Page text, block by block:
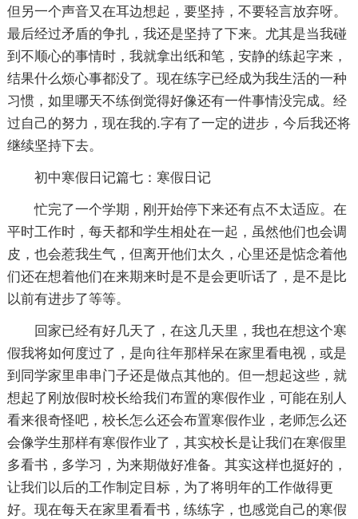
但另一个声音又在耳边想起，要坚持，不要轻言放弃呀。
最后经过矛盾的争扎，我还是坚持了下来。尤其是当我碰
到不顺心的事情时，我就拿出纸和笔，安静的练起字来，
结果什么烦心事都没了。现在练字已经成为我生活的一种
习惯，如里哪天不练倒觉得好像还有一件事情没完成。经
过自己的努力，现在我的.字有了一定的进步，今后我还将
继续坚持下去。
初中寒假日记篇七：寒假日记
忙完了一个学期，刚开始停下来还有点不太适应。在
平时工作时，每天都和学生相处在一起，虽然他们也会调
皮，也会惹我生气，但离开他们太久，心里还是惦念着他
们还在想着他们在来期来时是不是会更听话了，是不是比
以前有进步了等等。
回家已经有好几天了，在这几天里，我也在想这个寒
假我将如何度过了，是向往年那样呆在家里看电视，或是
到同学家里串串门子还是做点其他的。但一想起这些，就
想起了刚放假时校长给我们布置的寒假作业，可能在别人
看来很奇怪吧，校长怎么还会布置寒假作业，老师怎么还
会像学生那样有寒假作业了，其实校长是让我们在寒假里
多看书，多学习，为来期做好准备。其实这样也挺好的，
让我们以后的工作制定目标，为了将明年的工作做得更
好。现在每天在家里看看书，练练字，也感觉自己的寒假